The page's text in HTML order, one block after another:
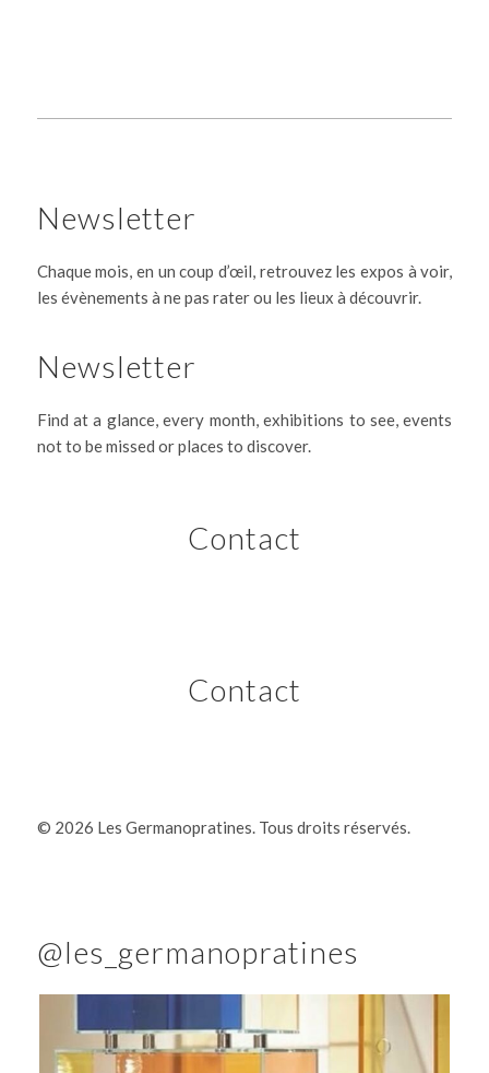
Newsletter
Chaque mois, en un coup d’œil, retrouvez les expos à voir,
les évènements à ne pas rater ou les lieux à découvrir.
Newsletter
Find at a glance, every month, exhibitions to see, events
not to be missed or places to discover.
Contact
Contact
© 2026 Les Germanopratines. Tous droits réservés.
@les_germanopratines